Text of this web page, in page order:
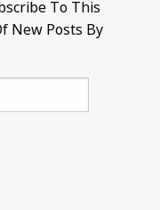
To This
New Posts By